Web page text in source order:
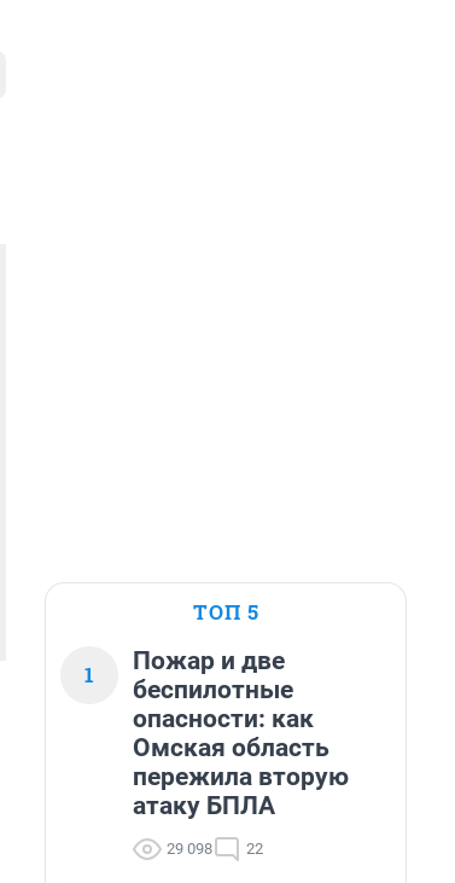
ТОП 5
1
Пожар и две
беспилотные
опасности: как
Омская область
пережила вторую
атаку БПЛА
29 098 22